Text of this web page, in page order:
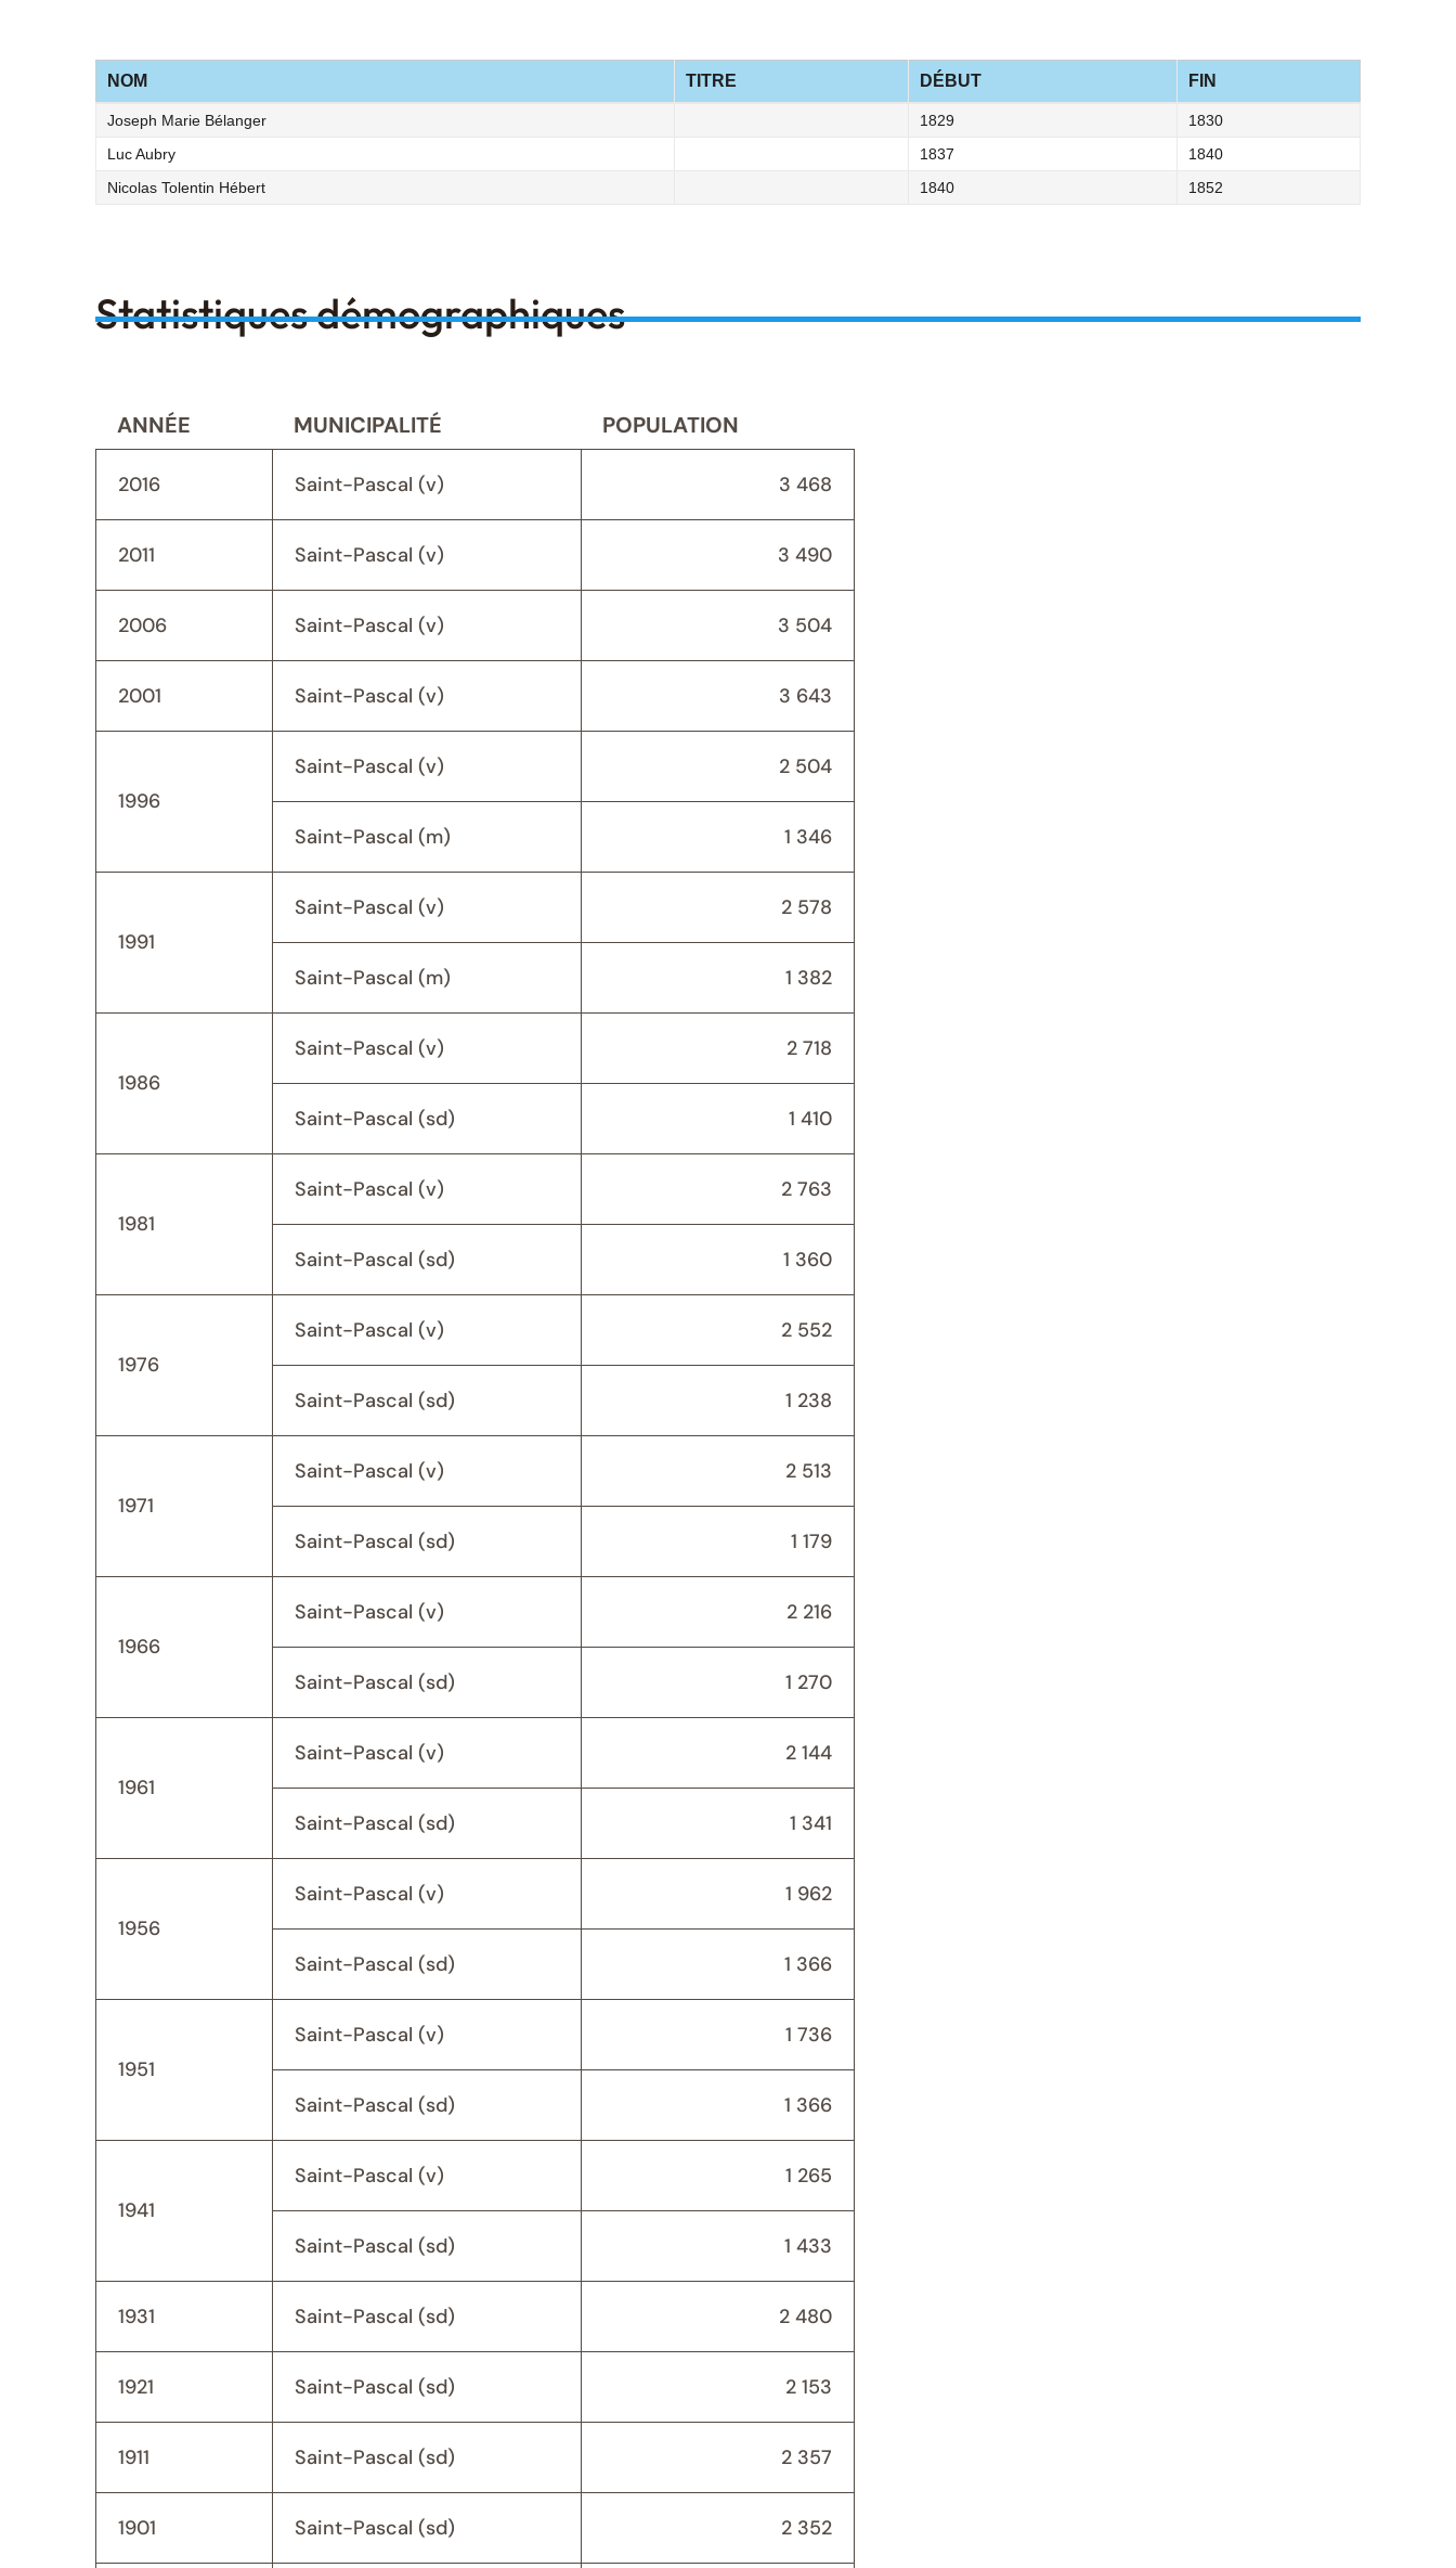
NOM TITRE DÉBUT FIN
Joseph Marie Bélanger 1829
1830
Luc Aubry
1837
1840
Nicolas Tolentin Hébert
1840 1852
Statistiques démographiques
ANNÉE MUNICIPALITÉ POPULATION
2016 Saint-Pascal (v) 3 468
2011 Saint-Pascal (v) 3 490
2006 Saint-Pascal (v) 3 504
2001 Saint-Pascal (v) 3 643
1996
Saint-Pascal (v) 2 504
Saint-Pascal (m) 1 346
1991
Saint-Pascal (v) 2 578
Saint-Pascal (m) 1 382
1986
Saint-Pascal (v) 2 718
Saint-Pascal (sd) 1 410
1981
Saint-Pascal (v) 2 763
Saint-Pascal (sd) 1 360
1976
Saint-Pascal (v) 2 552
Saint-Pascal (sd) 1 238
1971
Saint-Pascal (v) 2 513
Saint-Pascal (sd) 1 179
1966
Saint-Pascal (v) 2 216
Saint-Pascal (sd) 1 270
1961
Saint-Pascal (v) 2 144
Saint-Pascal (sd) 1 341
1956
Saint-Pascal (v) 1 962
Saint-Pascal (sd) 1 366
1951
Saint-Pascal (v) 1 736
Saint-Pascal (sd) 1 366
1941
Saint-Pascal (v) 1 265
Saint-Pascal (sd) 1 433
1931 Saint-Pascal (sd) 2 480
1921 Saint-Pascal (sd) 2 153
1911 Saint-Pascal (sd) 2 357
1901 Saint-Pascal (sd) 2 352